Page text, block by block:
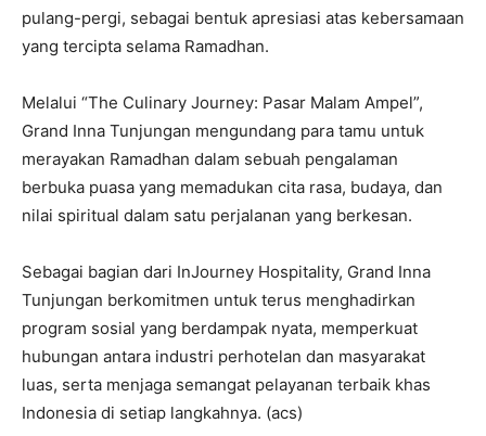
pulang-pergi, sebagai bentuk apresiasi atas kebersamaan
yang tercipta selama Ramadhan.
Melalui “The Culinary Journey: Pasar Malam Ampel”,
Grand Inna Tunjungan mengundang para tamu untuk
merayakan Ramadhan dalam sebuah pengalaman
berbuka puasa yang memadukan cita rasa, budaya, dan
nilai spiritual dalam satu perjalanan yang berkesan.
Sebagai bagian dari InJourney Hospitality, Grand Inna
Tunjungan berkomitmen untuk terus menghadirkan
program sosial yang berdampak nyata, memperkuat
hubungan antara industri perhotelan dan masyarakat
luas, serta menjaga semangat pelayanan terbaik khas
Indonesia di setiap langkahnya. (acs)